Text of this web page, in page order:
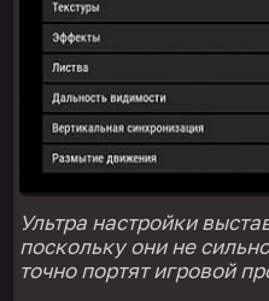
Ультра настройки
поскольку они не
точно портят игровой